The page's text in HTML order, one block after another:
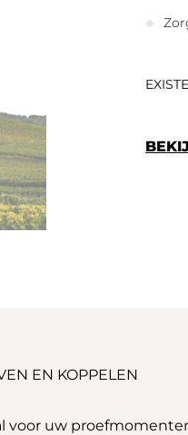
EN KOPPELEN
voor uw